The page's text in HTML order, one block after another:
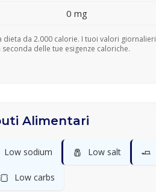
0 mg
da 2.000 calorie. I tuoi valori giornalieri
delle tue esigenze caloriche.
Alimentari
Low sodium 🧂 Low salt 🧈
🍞 Low carbs